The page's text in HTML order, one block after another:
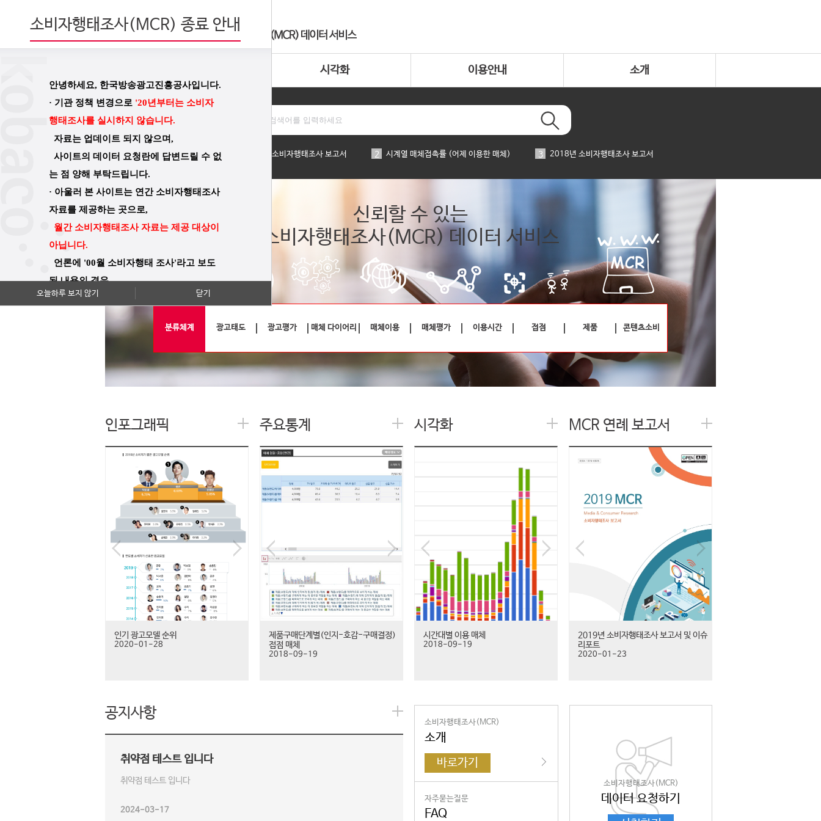
시각화 이용안내 소개
인기데이터 2019년 소비자행태조사 보고서 2 시계열 매체접촉률 (어제 이용한 매체) 3 2018년 소비자행태조사 보고서
신뢰할 수 있는
소비자행태조사(MCR) 데이터 서비스
분류체계 광고태도 광고평가 매체 다이어리 매체이용 매체평가 이용시간 접점 제품 콘텐츠소비
인포그래픽
인기 광고모델 순위
2020-01-28
주요통계
제품구매단계별(인지-호감-구매결정)
접점 매체
2018-09-19
시각화
시간대별 이용 매체
2018-09-19
MCR 연례 보고서
2019년 소비자행태조사 보고서 및 이슈
리포트
2020-01-23
공지사항
취약점 테스트 입니다
취약점 테스트 입니다
2024-03-17
소비자행태조사(MCR)
소개
바로가기
자주묻는질문
FAQ
소비자행태조사(MCR)
데이터 요청하기
소비자행태조사(MCR) 종료 안내
안녕하세요, 한국방송광고진흥공사입니다.
· 기관 정책 변경으로 '20년부터는 소비자
행태조사를 실시하지 않습니다.
자료는 업데이트 되지 않으며,
사이트의 데이터 요청란에 답변드릴 수 없
는 점 양해 부탁드립니다.
· 아울러 본 사이트는 연간 소비자행태조사
자료를 제공하는 곳으로,
월간 소비자행태조사 자료는 제공 대상이
아닙니다.
언론에 '00월 소비자행태 조사'라고 보도
된 내용의 경우
기사의 내용이 확인하실 수 있는 전부인
(월간 조사는 당초 보고서와 원시데이터
오늘하루 보지 않기 닫기